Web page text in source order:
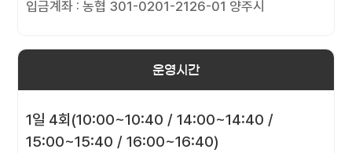
입금계좌 : 농협 301-0201-2126-01 양주시
운영시간
1일 4회(10:00~10:40 / 14:00~14:40 /
15:00~15:40 / 16:00~16:40)